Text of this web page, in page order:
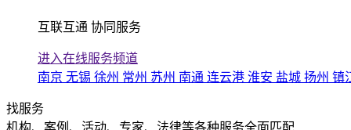
互联互通 协同服务
进入在线服务频道
南京 无锡 徐州 常州 苏州 南通 连云港 淮安 盐城 扬州 镇
找服务